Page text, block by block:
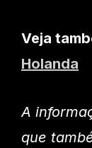
Veja
Holanda
A
que